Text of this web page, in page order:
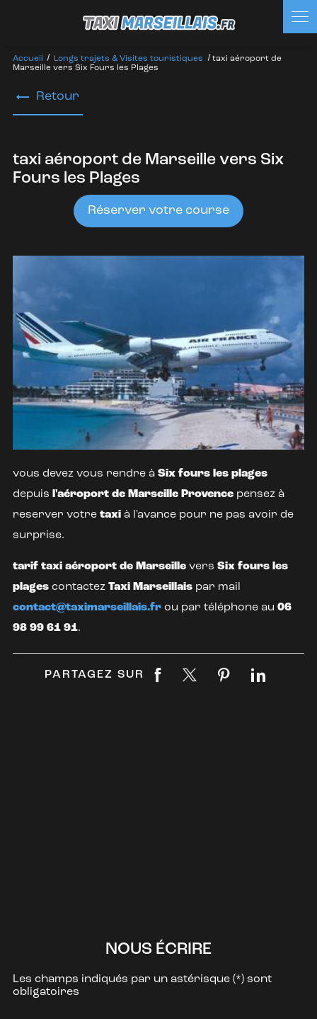
Accueil Longs trajets & Visites touristiques
taxi aéroport de
Marseille vers Six Fours les Plages
Retour
taxi aéroport de Marseille vers Six
Fours les Plages
Réserver votre course
vous devez vous rendre à Six fours les plages
depuis l'aéroport de Marseille Provencepensez à
reserver votre taxià l'avance pour ne pas avoir de
surprise.
tarif taxi aéroport de Marseillevers Six fours les
plagescontactez Taxi Marseillaispar mail
contact@taximarseillais.frou par téléphone au 06
98 99 61 91.
PARTAGEZ SUR
NOUS ÉCRIRE
Les champs indiqués par un astérisque (*) sont
obligatoires